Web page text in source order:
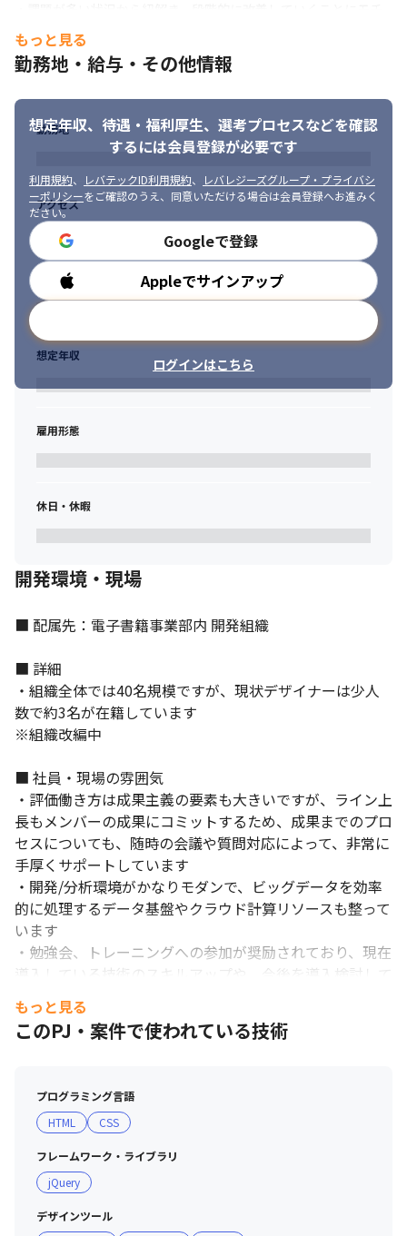
もっと見る
勤務地・給与・その他情報
想定年収、待遇・福利厚生、 選考プロセスなどを確認
するには会員登録が必要です
利用規約、 レバテックID利用規約、
レバレジーズグループ・プライバシ
ーポリシーをご確認のうえ、同意いただける場合は会員登録へお進みく
ださい。
Googleで登録
Appleでサインアップ
ログインはこちら
勤務地
アクセス
勤務時間
想定年収
雇用形態
休日・休暇
開発環境・現場
■ 配属先：電⼦書籍事業部内 開発組織
■ 詳細
・組織全体では40名規模ですが、現状デザイナーは少⼈
数で約3名が在籍しています
※組織改編中
■ 社員・現場の雰囲気
・評価働き方は成果主義の要素も大きいですが、ライン上
長もメンバーの成果にコミットするため、成果までのプロ
セスについても、随時の会議や質問対応によって、非常に
手厚くサポートしています
・開発/分析環境がかなりモダンで、ビッグデータを効率
的に処理するデータ基盤やクラウド計算リソースも整って
います
・勉強会、トレーニングへの参加が奨励されており、現在
導入している技術のスキルアップや、今後を導入検討して
いる技術のトレーニングなど、会社負担で参加可能です
＜募集背景＞
です。
いずれはDMMの全てのサービスに対し支援できる体制に
していくため、最善のアプローチを一緒にしてくれるメン
バーを募集することになりました。
もっと見る
このPJ・案件で使われている技術
プログラミング言語
HTML
CSS
フレームワーク・ライブラリ
jQuery
デザインツール